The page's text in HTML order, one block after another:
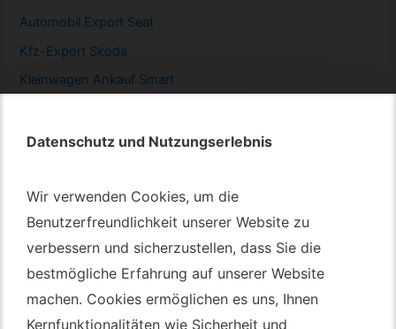
Datenschutz und Nutzungserlebnis
Wir verwenden Cookies, um die
Benutzerfreundlichkeit unserer Website zu
verbessern und sicherzustellen, dass Sie die
bestmögliche Erfahrung auf unserer Website
machen. Cookies ermöglichen es uns, Ihnen
Kernfunktionalitäten wie Sicherheit und
Datenschutz und Nutzungserlebnis
Wir verwenden Cookies, um die
Benutzerfreundlichkeit unserer Website zu
verbessern und sicherzustellen, dass Sie die
bestmögliche Erfahrung auf unserer Website
machen. Cookies ermöglichen es uns, Ihnen
Kernfunktionalitäten wie Sicherheit und
Automobil Export Seat
Kfz-Export Skoda
Kleinwagen Ankauf Smart
Autotransport Bochum
Autotransport Düsseldorf
Autotransport Essen
Autoexport Gelsenkirchen